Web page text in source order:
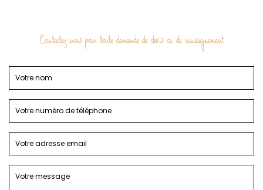
Contactez-nous pour toute demande de devis ou de renseignement